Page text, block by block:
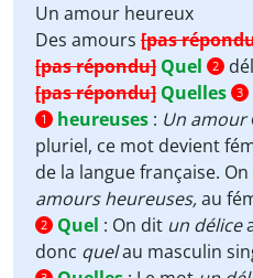
Un amour heureux
Des amours [pas
[pas répondu] Quel 2
[pas répondu] Quelles 3
1 heureuses : Un amour
pluriel, ce mot devient
de la langue française.
amours heureuses,au
2 Quel : On dit un délice
donc quelau masculin